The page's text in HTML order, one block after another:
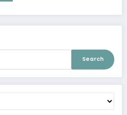
Search